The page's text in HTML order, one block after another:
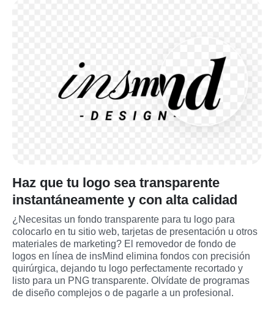
Haz que tu logo sea transparente
instantáneamente y con alta calidad
¿Necesitas un fondo transparente para tu logo para
colocarlo en tu sitio web, tarjetas de presentación u otros
materiales de marketing? El removedor de fondo de
logos en línea de insMind elimina fondos con precisión
quirúrgica, dejando tu logo perfectamente recortado y
listo para un PNG transparente. Olvídate de programas
de diseño complejos o de pagarle a un profesional.